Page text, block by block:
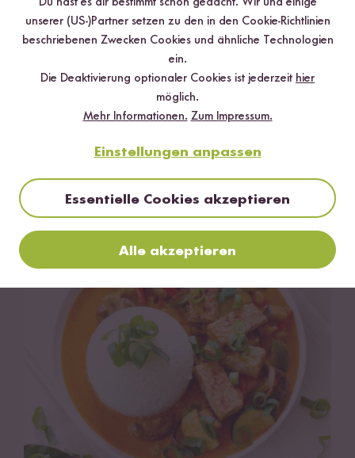
Asiatische Gerichte mit Reis
438 Rezepte
Asiatische Gerichte mit Reis
Du hast es dir bestimmt schon gedacht. Wir und einige
unserer (US-)Partner setzen zu den in den Cookie-Richtlinien
beschriebenen Zwecken Cookies und ähnliche Technologien
ein.
Die Deaktivierung optionaler Cookies ist jederzeit hier
möglich.
Mehr Informationen. Zum Impressum.
Einstellungen anpassen
Essentielle Cookies akzeptieren
Alle akzeptieren